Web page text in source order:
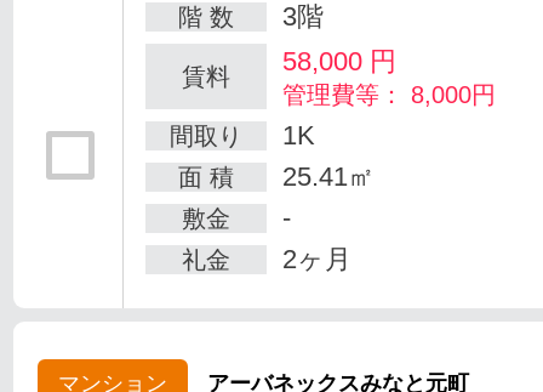
階 数 3階
賃料 58,000 円
管理費等： 8,000円
間取り
1K
面 積 25.41㎡
敷金 -
礼金 2ヶ月
マンション アーバネックスみなと元町